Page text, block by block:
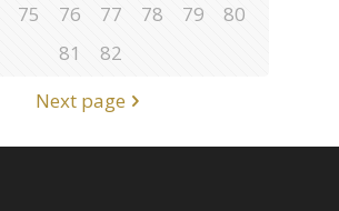
75 76 77 78 79
80
81
82
Next page